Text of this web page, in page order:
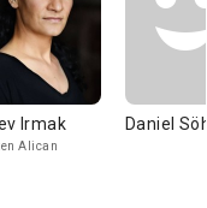
Irmak
Alican
Daniel